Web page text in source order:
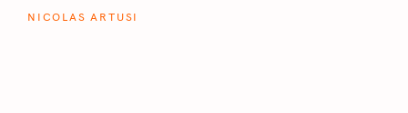
NICOLAS ARTUSI